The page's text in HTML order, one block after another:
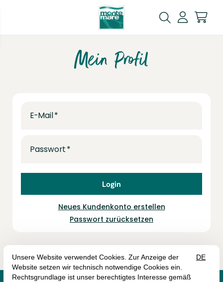
Mein Profil
E-Mail
Passwort
Login
Neues Kundenkonto erstellen
Passwort zurücksetzen